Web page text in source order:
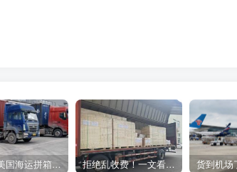
广州到美国海运拼箱多少钱？2024年最新运费构成+隐藏费用避坑指南 拒绝乱收费！一文看懂中国货代计费套路，教你避开所有隐形坑